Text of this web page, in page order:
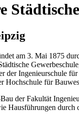
am 3. Mai 1875
der Ingenieurschule
Hochschule für
der Fakultät
Hausführungen